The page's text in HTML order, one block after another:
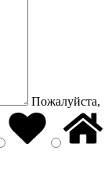
Пожалуйста,